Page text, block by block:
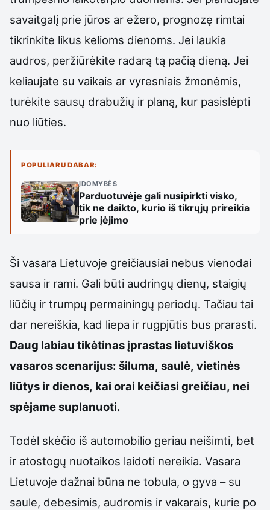
savaitgalį prie jūros ar ežero, prognozę rimtai
tikrinkite likus kelioms dienoms. Jei laukia
audros, peržiūrėkite radarą tą pačią dieną. Jei
keliaujate su vaikais ar vyresniais žmonėmis,
turėkite sausų drabužių ir planą, kur pasislėpti
nuo liūties.
POPULIARU DABAR:
ĮDOMYBĖS
Parduotuvėje gali nusipirkti visko,
tik ne daikto, kurio iš tikrųjų prireikia
prie įėjimo
Ši vasara Lietuvoje greičiausiai nebus vienodai
sausa ir rami. Gali būti audringų dienų, staigių
liūčių ir trumpų permainingų periodų. Tačiau tai
dar nereiškia, kad liepa ir rugpjūtis bus prarasti.
Daug labiau tikėtinas įprastas lietuviškos
vasaros scenarijus: šiluma, saulė, vietinės
liūtys ir dienos, kai orai keičiasi greičiau, nei
spėjame suplanuoti.
Todėl skėčio iš automobilio geriau neišimti, bet
ir atostogų nuotaikos laidoti nereikia. Vasara
Lietuvoje dažnai būna ne tobula, o gyva – su
saule, debesimis, audromis ir vakarais, kurie po